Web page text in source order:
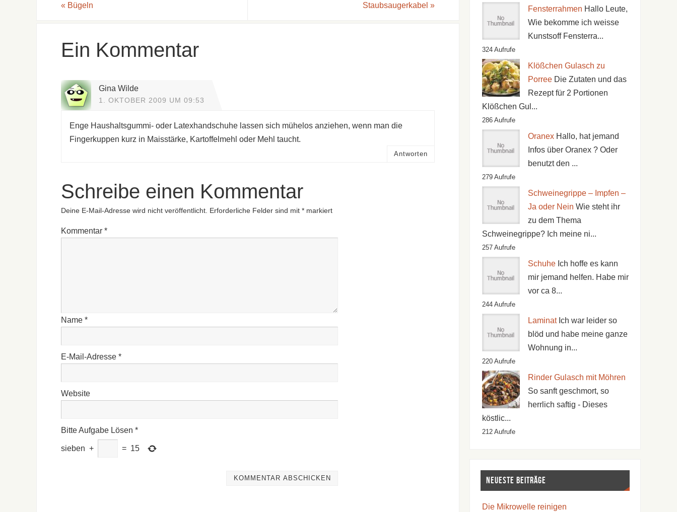
« Bügeln Staubsaugerkabel »
Ein Kommentar
Gina Wilde
1. OKTOBER 2009 UM 09:53
Enge Haushaltsgummi- oder Latexhandschuhe lassen sich mühelos anziehen, wenn man die
Fingerkuppen kurz in Maisstärke, Kartoffelmehl oder Mehl taucht.
Antworten
Schreibe einen Kommentar
Deine E-Mail-Adresse wird nicht veröffentlicht. Erforderliche Felder sind mit * markiert
Kommentar *
Name *
E-Mail-Adresse *
Website
Bitte Aufgabe Lösen *
sieben + = 15
Fensterrahmen Hallo Leute,
Wie bekomme ich weisse
Kunstsoff Fensterra...
324 Aufrufe
Klößchen Gulasch zu
Porree Die Zutaten und das
Rezept für 2 Portionen
Klößchen Gul...
286 Aufrufe
Oranex Hallo, hat jemand
Infos über Oranex ? Oder
benutzt den ...
279 Aufrufe
Schweinegrippe – Impfen –
Ja oder Nein Wie steht ihr
zu dem Thema
Schweinegrippe? Ich meine ni...
257 Aufrufe
Schuhe Ich hoffe es kann
mir jemand helfen. Habe mir
vor ca 8...
244 Aufrufe
Laminat Ich war leider so
blöd und habe meine ganze
Wohnung in...
220 Aufrufe
Rinder Gulasch mit Möhren
So sanft geschmort, so
herrlich saftig - Dieses
köstlic...
212 Aufrufe
Neueste Beiträge
Die Mikrowelle reinigen